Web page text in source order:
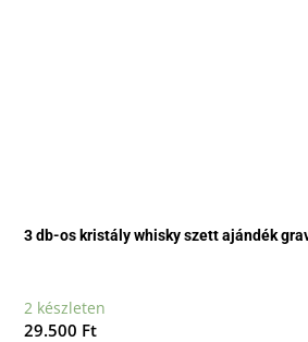
3 db-os kristály whisky szett ajándék
2 készleten
29.500 Ft